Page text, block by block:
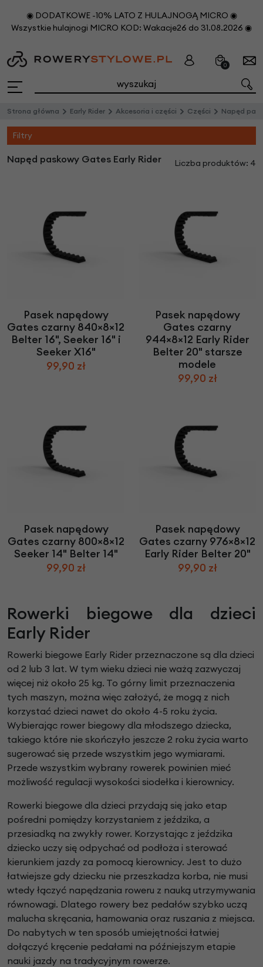
◉ DODATKOWE -10% LATO Z HULAJNOGĄ MICRO ◉
Wszystkie hulajnogi MICRO KOD: Wakacje26 do 31.08.2026 ◉
0
Strona główna Early Rider Akcesoria i części Części Napęd
Filtry
Napęd paskowy Gates Early Rider Liczba produktów: 4
Pasek napędowy
Gates czarny 840×8×12
Belter 16", Seeker 16" i
Seeker X16"
99,90 zł
Pasek napędowy
Gates czarny
944×8×12 Early Rider
Belter 20" starsze
modele
99,90 zł
Pasek napędowy
Gates czarny 800×8×12
Seeker 14" Belter 14"
99,90 zł
Pasek napędowy
Gates czarny 976×8×12
Early Rider Belter 20"
99,90 zł
Rowerki biegowe dla dzieci
Early Rider
Rowerki biegowe Early Rider przeznaczone są dla dzieci
od 2 lub 3 lat. W tym wieku dzieci nie ważą zazwyczaj
więcej niż około 25 kg. To górny limit przeznaczenia
tych maszyn, można więc założyć, że mogą z nich
korzystać dzieci nawet do około 4-5 roku życia.
Wybierając rower biegowy dla młodszego dziecka,
takiego które nie skończyło jeszcze 2 roku życia warto
sugerować się przede wszystkim jego wymiarami.
Przede wszystkim wybrany rowerek powinien mieć
możliwość regulacji wysokości siodełka i kierownicy.
Rowerki biegowe dla dzieci przydają się jako etap
pośredni pomiędzy korzystaniem z jeździka, a
przesiadką na zwykły rower. Korzystając z jeździka
dziecko uczy się odpychać od podłoża i sterować
kierunkiem jazdy za pomocą kierownicy. Jest to dużo
łatwiejsze gdy dziecku nie przeszkadza korba, nie musi
wtedy łączyć napędzania roweru z nauką utrzymywania
równowagi. Dlatego rowery bez pedałów szybko uczą
malucha skręcania, hamowania oraz ruszania z miejsca.
Do nabytych w ten sposób umiejętności łatwiej
dołączyć kręcenie pedałami na późniejszym etapie
nauki jazdy na tradycyjnym rowerze.